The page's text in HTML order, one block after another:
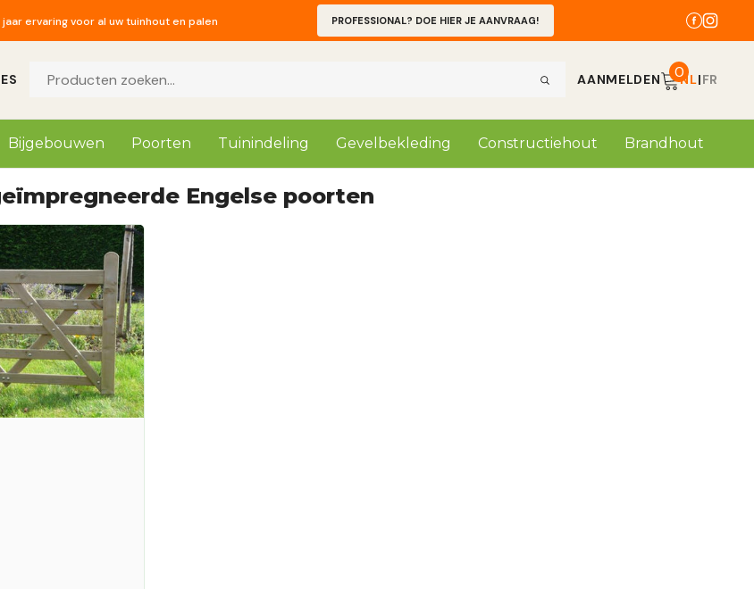
ervaring voor al uw tuinhout en palen
beschikbaar! Mail naar info@prindalhout.com
PROFESSIONAL? DOE HIER JE AANVRAAG!
AANMELDEN 0NL|FR
Bijgebouwen Poorten Tuinindeling Gevelbekleding Constructiehout Brandhout
Engelse poorten